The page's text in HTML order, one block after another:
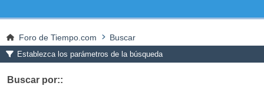
Foro de Tiempo.com Buscar
Establezca los parámetros de la búsqueda
Buscar por::